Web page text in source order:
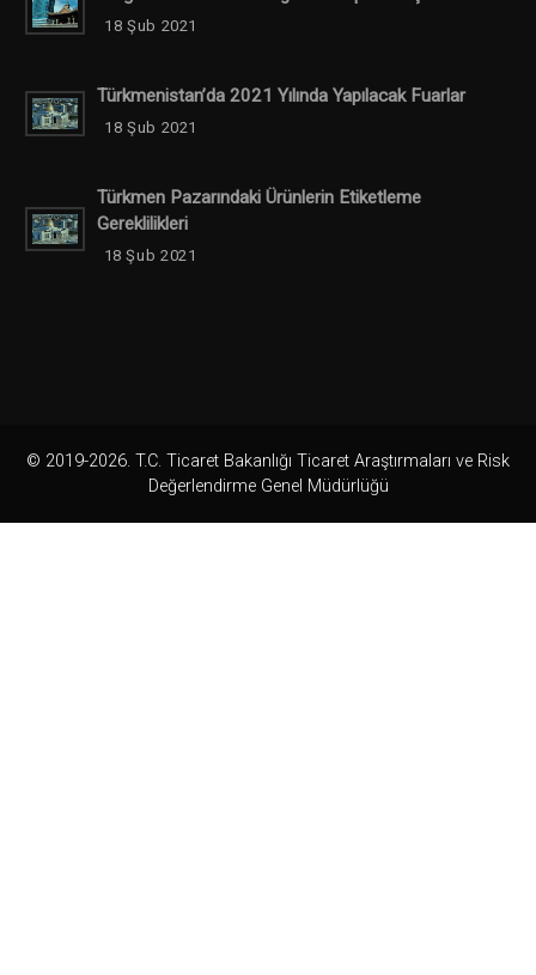
18 Şub 2021
Türkmenistan’da 2021 Yılında Yapılacak Fuarlar
18 Şub 2021
Türkmen Pazarındaki Ürünlerin Etiketleme
Gereklilikleri
18 Şub 2021
© 2019-2026. T.C. Ticaret Bakanlığı Ticaret Araştırmaları ve Risk
Değerlendirme Genel Müdürlüğü